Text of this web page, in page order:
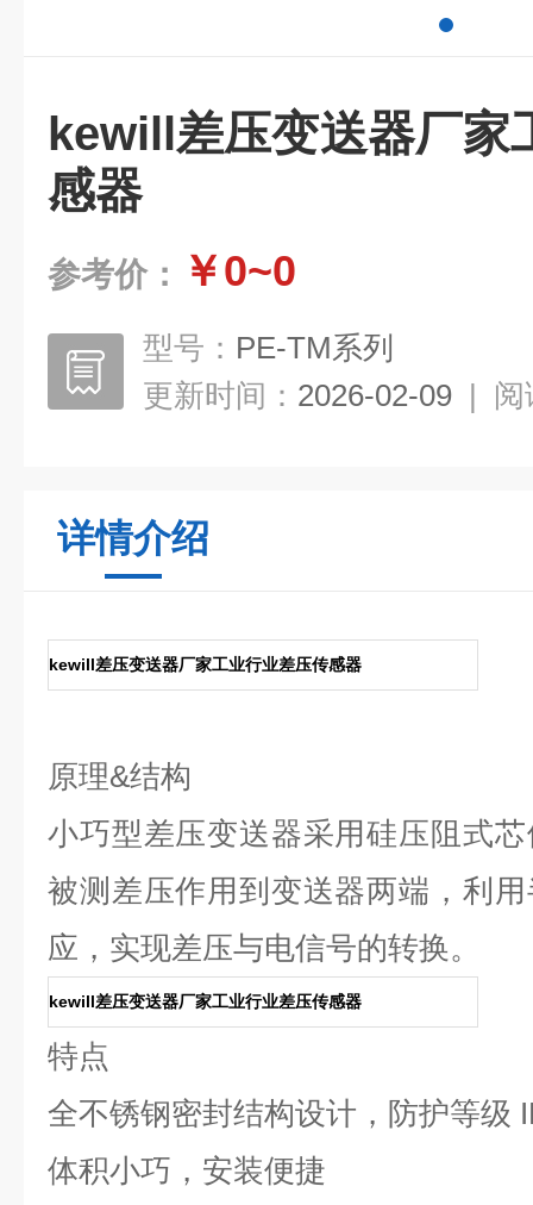
kewill差压变送器厂家
感器
参考价： ￥0~0
型号： PE-TM系列
更新时间： 2026-02-09 | 阅
详情介绍
kewill差压变送器厂家工业行业差压传感器
原理&结构
小巧型差压变送器采用硅压阻式
被测差压作用到变送器两端，利
应，实现差压与电信号的转换。
kewill差压变送器厂家工业行业差压传感器
特点
全不锈钢密封结构设计，防护等级
体积小巧，安装便捷